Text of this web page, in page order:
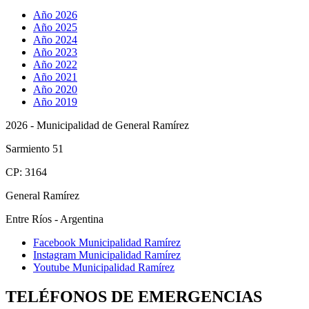
Año 2026
Año 2025
Año 2024
Año 2023
Año 2022
Año 2021
Año 2020
Año 2019
2026 - Municipalidad de General Ramírez
Sarmiento 51
CP: 3164
General Ramírez
Entre Ríos - Argentina
Facebook Municipalidad Ramírez
Instagram Municipalidad Ramírez
Youtube Municipalidad Ramírez
TELÉFONOS DE EMERGENCIAS